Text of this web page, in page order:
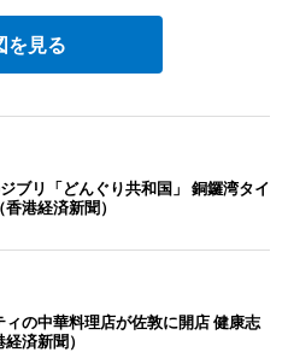
を見る
ブリ「どんぐり共和国」 銅鑼湾タイ
港経済新聞）
ィの中華料理店が佐敦に開店 健康志
済新聞）